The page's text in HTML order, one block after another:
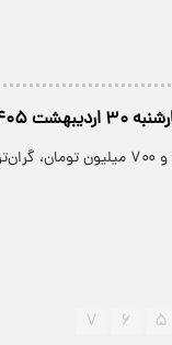
۱۴۰۵
۵ ۶ ۷